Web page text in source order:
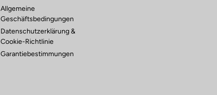
Allgemeine
Geschäftsbedingungen
Datenschutzerklärung &
Cookie-Richtlinie
Garantiebestimmungen